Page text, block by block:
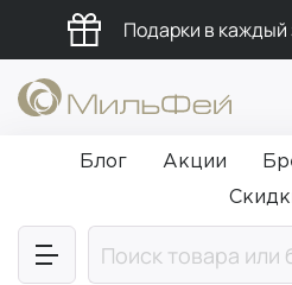
Подарки в каждый
Промокод
Бесплатная
Блог Акции